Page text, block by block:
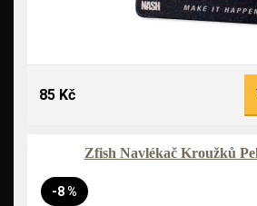
85 Kč
Zfish Navlékač Kroužků
-8 %